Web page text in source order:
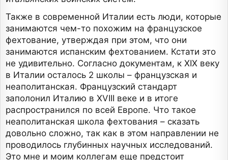
Также в современной Италии есть люди, которые
занимаются чем-то похожим на французское
фехтование, утверждая при этом, что они
занимаются испанским фехтованием. Кстати это
не удивительно. Согласно документам, к XIX веку
в Италии осталось 2 школы – французская и
неаполитанская. Французский стандарт
заполонил Италию в XVIII веке и в итоге
распространился по всей Европе. Что такое
неаполитанская школа фехтования – сказать
довольно сложно, так как в этом направлении не
проводилось глубинных научных исследований.
Это мне и моим коллегам еще предстоит